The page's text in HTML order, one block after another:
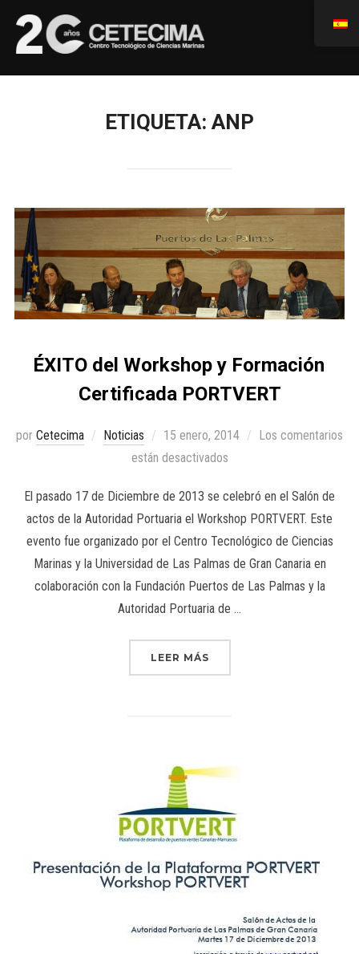
ETIQUETA: ANP
ÉXITO del Workshop y Formación
Certificada PORTVERT
por Cetecima Noticias 15 enero, 2014
Los comentarios
están desactivados
El pasado 17 de Diciembre de 2013 se celebró en el Salón de
actos de la Autoridad Portuaria el Workshop PORTVERT. Este
evento fue organizado por el Centro Tecnológico de Ciencias
Marinas y la Universidad de Las Palmas de Gran Canaria en
colaboración con la Fundación Puertos de Las Palmas y la
Autoridad Portuaria de …
LEER MÁS